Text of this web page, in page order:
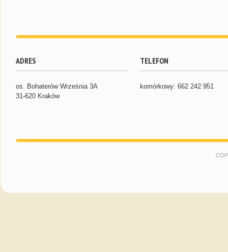
ADRES
os. Bohaterów Września 3A
31-620 Kraków
TELEFON
komórkowy: 662 242 951